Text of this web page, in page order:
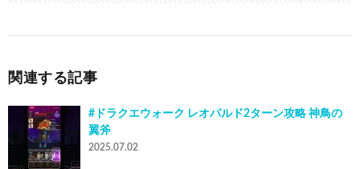
関連する記事
#ドラクエウォーク レオパルド2ターン攻略 神鳥の
翼斧
2025.07.02